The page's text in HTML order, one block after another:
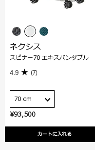
¥93,500
カートに入れる
ネクシス
スピナー70 エキスパンダブル
4.9 (7)
70 cm